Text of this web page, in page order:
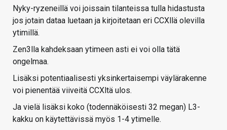
Nyky-ryzeneillä voi joissain tilanteissa tulla hidastusta
jos jotain dataa luetaan ja kirjoitetaan eri CCXllä olevilla
ytimillä.
Zen3lla kahdeksaan ytimeen asti ei voi olla tätä
ongelmaa.
Lisäksi potentiaalisesti yksinkertaisempi väylärakenne
voi pienentää viiveitä CCXltä ulos.
Ja vielä lisäksi koko (todennäköisesti 32 megan) L3-
kakku on käytettävissä myös 1-4 ytimelle.